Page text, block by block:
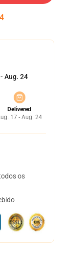
Aug. 24
Delivered
17 - Aug. 24
os